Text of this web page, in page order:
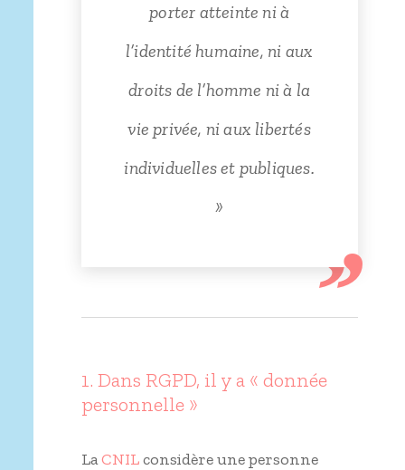
porter atteinte ni à
l’identité humaine, ni aux
droits de l’homme ni à la
vie privée, ni aux libertés
individuelles et publiques.
»
1. Dans RGPD, il y a « donnée
personnelle »
LaCNILconsidère une personne